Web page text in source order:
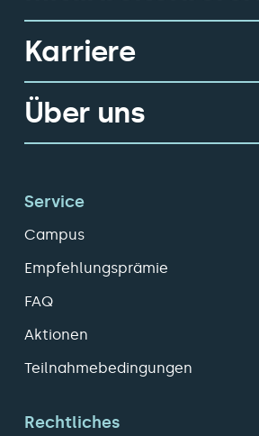
Karriere
Über uns
Service
Campus
Empfehlungsprämie
FAQ
Aktionen
Teilnahmebedingungen
Rechtliches